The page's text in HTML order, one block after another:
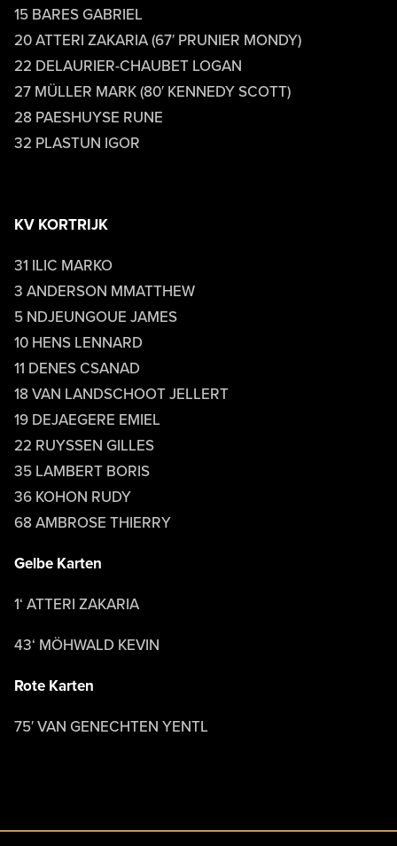
15 BARES GABRIEL
20 ATTERI ZAKARIA (67′ PRUNIER MONDY)
22 DELAURIER-CHAUBET LOGAN
27 MÜLLER MARK (80′ KENNEDY SCOTT)
28 PAESHUYSE RUNE
32 PLASTUN IGOR
KV KORTRIJK
31 ILIC MARKO
3 ANDERSON MMATTHEW
5 NDJEUNGOUE JAMES
10 HENS LENNARD
11 DENES CSANAD
18 VAN LANDSCHOOT JELLERT
19 DEJAEGERE EMIEL
22 RUYSSEN GILLES
35 LAMBERT BORIS
36 KOHON RUDY
68 AMBROSE THIERRY
Gelbe Karten
1‘ ATTERI ZAKARIA
43‘ MÖHWALD KEVIN
Rote Karten
75′ VAN GENECHTEN YENTL